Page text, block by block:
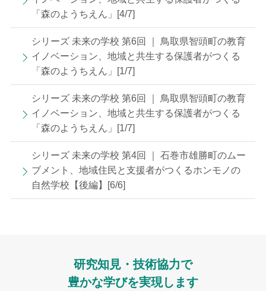
「森のようちえん」[4/7]
シリーズ 未来の学校 第6回 ｜ 鳥取県智頭町の教育
イノベーション、地域と共生する保護者がつくる
「森のようちえん」[1/7]
シリーズ 未来の学校 第6回 ｜ 鳥取県智頭町の教育
イノベーション、地域と共生する保護者がつくる
「森のようちえん」[1/7]
シリーズ 未来の学校 第4回 ｜ 石巻市雄勝町のムー
ブメント、地域住民と支援者がつくるホンモノの
自然学校【後編】[6/6]
研究知見・技術協力で
豊かな学びを実現します